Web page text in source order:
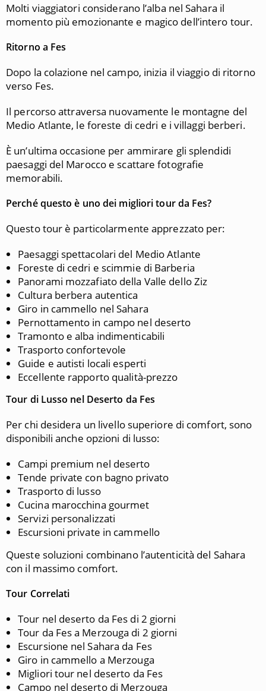
Molti viaggiatori considerano l’alba nel Sahara il
momento più emozionante e magico dell’intero tour.
Ritorno a Fes
Dopo la colazione nel campo, inizia il viaggio di ritorno
verso Fes.
Il percorso attraversa nuovamente le montagne del
Medio Atlante, le foreste di cedri e i villaggi berberi.
È un’ultima occasione per ammirare gli splendidi
paesaggi del Marocco e scattare fotografie
memorabili.
Perché questo è uno dei migliori tour da Fes?
Questo tour è particolarmente apprezzato per:
Paesaggi spettacolari del Medio Atlante
Foreste di cedri e scimmie di Barberia
Panorami mozzafiato della Valle dello Ziz
Cultura berbera autentica
Giro in cammello nel Sahara
Pernottamento in campo nel deserto
Tramonto e alba indimenticabili
Trasporto confortevole
Guide e autisti locali esperti
Eccellente rapporto qualità-prezzo
Tour di Lusso nel Deserto da Fes
Per chi desidera un livello superiore di comfort, sono
disponibili anche opzioni di lusso:
Campi premium nel deserto
Tende private con bagno privato
Trasporto di lusso
Cucina marocchina gourmet
Servizi personalizzati
Escursioni private in cammello
Queste soluzioni combinano l’autenticità del Sahara
con il massimo comfort.
Tour Correlati
Tour nel deserto da Fes di 2 giorni
Tour da Fes a Merzouga di 2 giorni
Escursione nel Sahara da Fes
Giro in cammello a Merzouga
Migliori tour nel deserto da Fes
Campo nel deserto di Merzouga